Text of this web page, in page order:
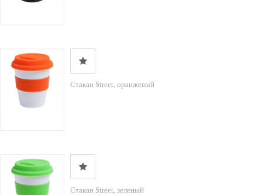
Стакан Street, оранжевый
Стакан Street, зеленый